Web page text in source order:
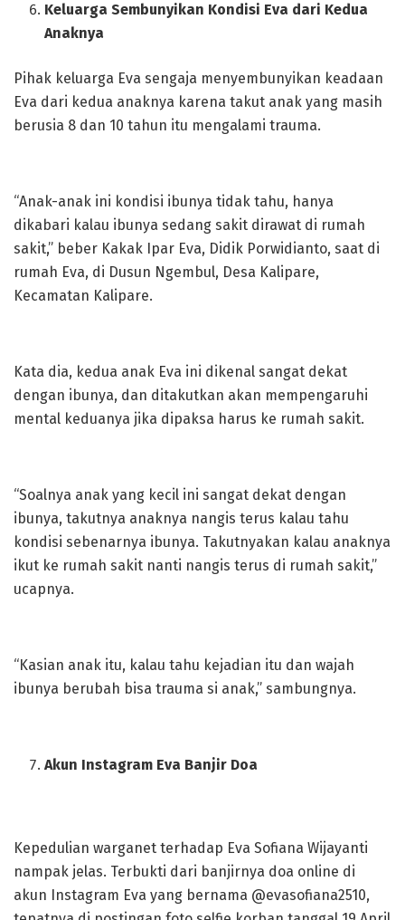
Keluarga Sembunyikan Kondisi Eva dari Kedua
Anaknya
Pihak keluarga Eva sengaja menyembunyikan keadaan
Eva dari kedua anaknya karena takut anak yang masih
berusia 8 dan 10 tahun itu mengalami trauma.
“Anak-anak ini kondisi ibunya tidak tahu, hanya
dikabari kalau ibunya sedang sakit dirawat di rumah
sakit,” beber Kakak Ipar Eva, Didik Porwidianto, saat di
rumah Eva, di Dusun Ngembul, Desa Kalipare,
Kecamatan Kalipare.
Kata dia, kedua anak Eva ini dikenal sangat dekat
dengan ibunya, dan ditakutkan akan mempengaruhi
mental keduanya jika dipaksa harus ke rumah sakit.
“Soalnya anak yang kecil ini sangat dekat dengan
ibunya, takutnya anaknya nangis terus kalau tahu
kondisi sebenarnya ibunya. Takutnyakan kalau anaknya
ikut ke rumah sakit nanti nangis terus di rumah sakit,”
ucapnya.
“Kasian anak itu, kalau tahu kejadian itu dan wajah
ibunya berubah bisa trauma si anak,” sambungnya.
Akun Instagram Eva Banjir Doa
Kepedulian warganet terhadap Eva Sofiana Wijayanti
nampak jelas. Terbukti dari banjirnya doa online di
akun Instagram Eva yang bernama @evasofiana2510,